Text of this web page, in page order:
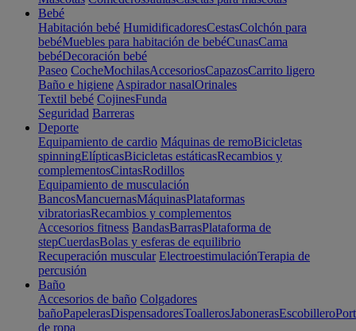
Bebé
Habitación bebé HumidificadoresCestasColchón para
bebéMuebles para habitación de bebéCunasCama
bebéDecoración bebé
Paseo CocheMochilasAccesoriosCapazosCarrito ligero
Baño e higiene Aspirador nasalOrinales
Textil bebé CojinesFunda
Seguridad Barreras
Deporte
Equipamiento de cardio Máquinas de remoBicicletas
spinningElípticasBicicletas estáticasRecambios y
complementosCintasRodillos
Equipamiento de musculación
BancosMancuernasMáquinasPlataformas
vibratoriasRecambios y complementos
Accesorios fitness BandasBarrasPlataforma de
stepCuerdasBolas y esferas de equilibrio
Recuperación muscular ElectroestimulaciónTerapia de
percusión
Baño
Accesorios de baño Colgadores
bañoPapelerasDispensadoresToallerosJabonerasEscobillero
de ropa